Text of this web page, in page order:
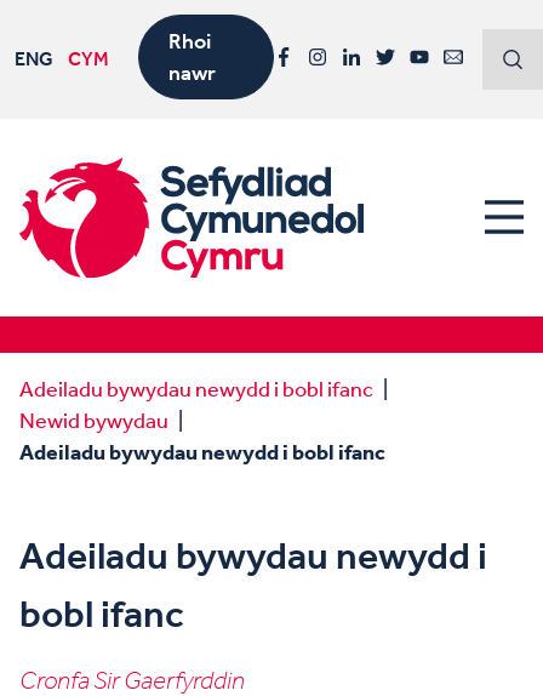
ENG CYM
Rhoi
nawr
Adeiladu bywydau newydd i bobl ifanc
Newid bywydau
Adeiladu bywydau newydd i bobl ifanc
Adeiladu bywydau newydd i
bobl ifanc
Cronfa Sir Gaerfyrddin